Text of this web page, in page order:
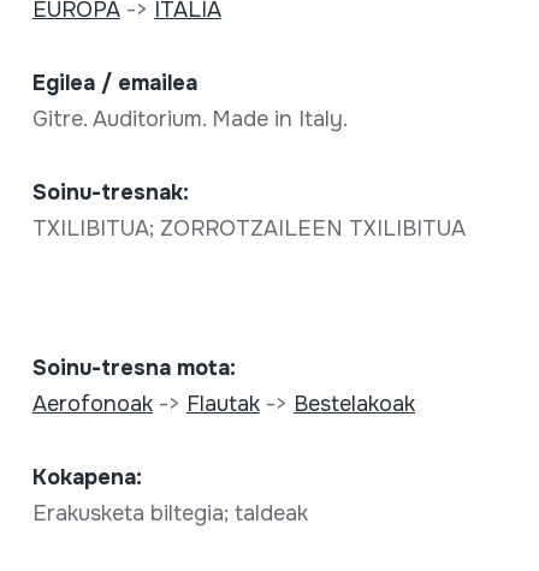
EUROPA-> ITALIA
Egilea / emailea
Gitre. Auditorium. Made in Italy.
Soinu-tresnak:
TXILIBITUA; ZORROTZAILEEN TXILIBITUA
Soinu-tresna mota:
Aerofonoak-> Flautak-> Bestelakoak
Kokapena:
Erakusketa biltegia; taldeak